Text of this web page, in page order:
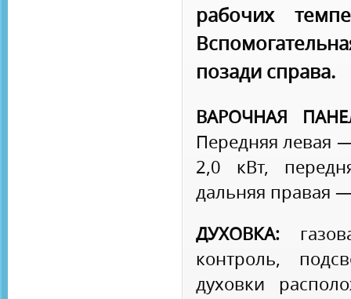
рабочих
позади справа.
ВАРОЧНАЯ
Передняя левая
2,0 кВт,
дальняя правая
ДУХОВКА:
контроль,
духовки